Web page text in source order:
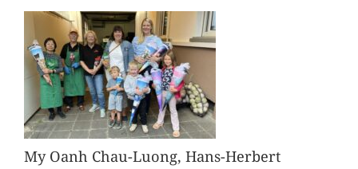
My Oanh Chau-Luong, Hans-Herbert